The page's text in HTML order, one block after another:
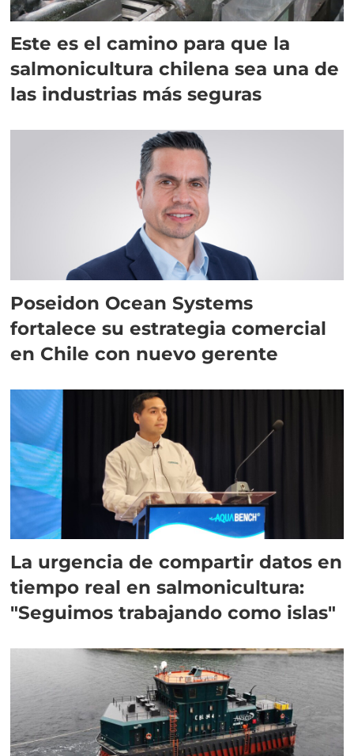
Este es el camino para que la
salmonicultura chilena sea una de
las industrias más seguras
Poseidon Ocean Systems
fortalece su estrategia comercial
en Chile con nuevo gerente
La urgencia de compartir datos en
tiempo real en salmonicultura:
"Seguimos trabajando como islas"